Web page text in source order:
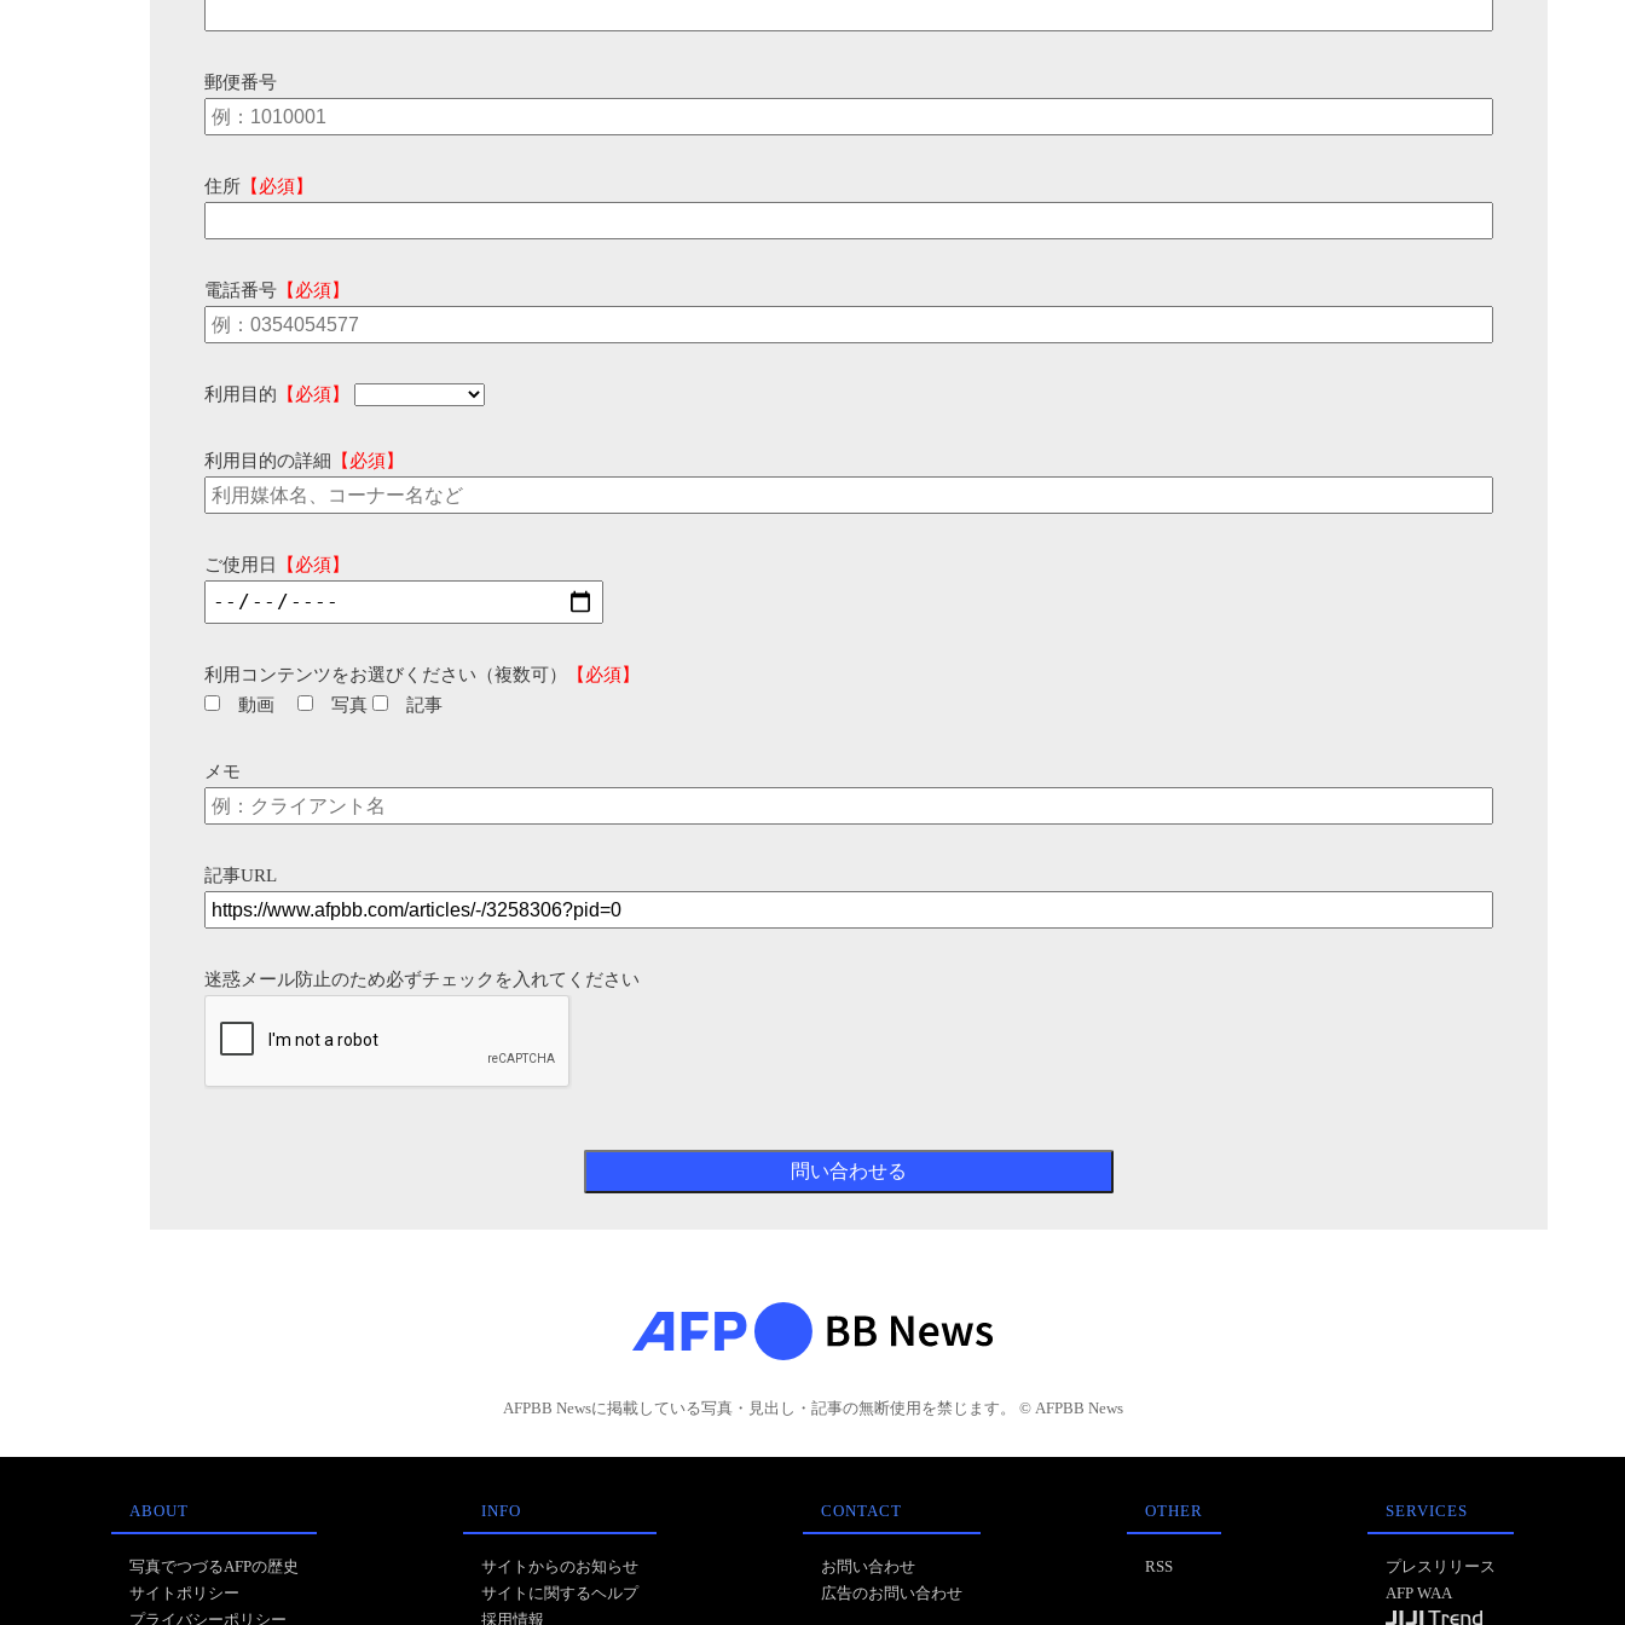
郵便番号
住所 【必須】
電話番号 【必須】
利用目的 【必須】
利用目的の詳細 【必須】
ご使用日 【必須】
利用コンテンツをお選びください（複数可）
【必須】
動画
写真 記事
メモ
記事URL
迷惑メール防止のため必ずチェックを入れてください
AFPBB Newsに掲載している写真・見出し・記事の無断使用を禁じます。 © AFPBB News
ABOUT
写真でつづるAFPの歴史
サイトポリシー
プライバシーポリシー
INFO
サイトからのお知らせ
サイトに関するヘルプ
採用情報
CONTACT
お問い合わせ
広告のお問い合わせ
OTHER
RSS
SERVICES
プレスリリース
AFP WAA